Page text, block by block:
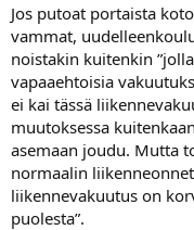
Jos putoat portaista
vammat,
noistakin kuitenkin
vapaaehtoisia
ei kai tässä
muutoksessa
asemaan joudu. Mutta
normaalin
liikennevakuutus on
puolesta”.